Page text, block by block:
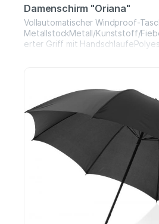
Damenschirm "Oriana"
Vollautomatischer Windproof-
MetallstockMetall/Kunststoff/
erter Griff mit